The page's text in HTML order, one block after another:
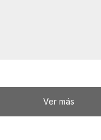
Ver más